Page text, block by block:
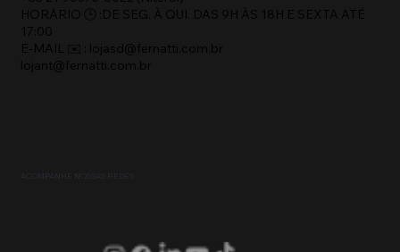
HORÁRIO 🕒 :DE SEG. À QUI. DAS 9H ÀS 18H E SEXTA ATÉ
17:00
E-MAIL ✉️ : lojasd@fernatti.com.br
lojant@fernatti.com.br
ACOMPANHE NOSSAS REDES